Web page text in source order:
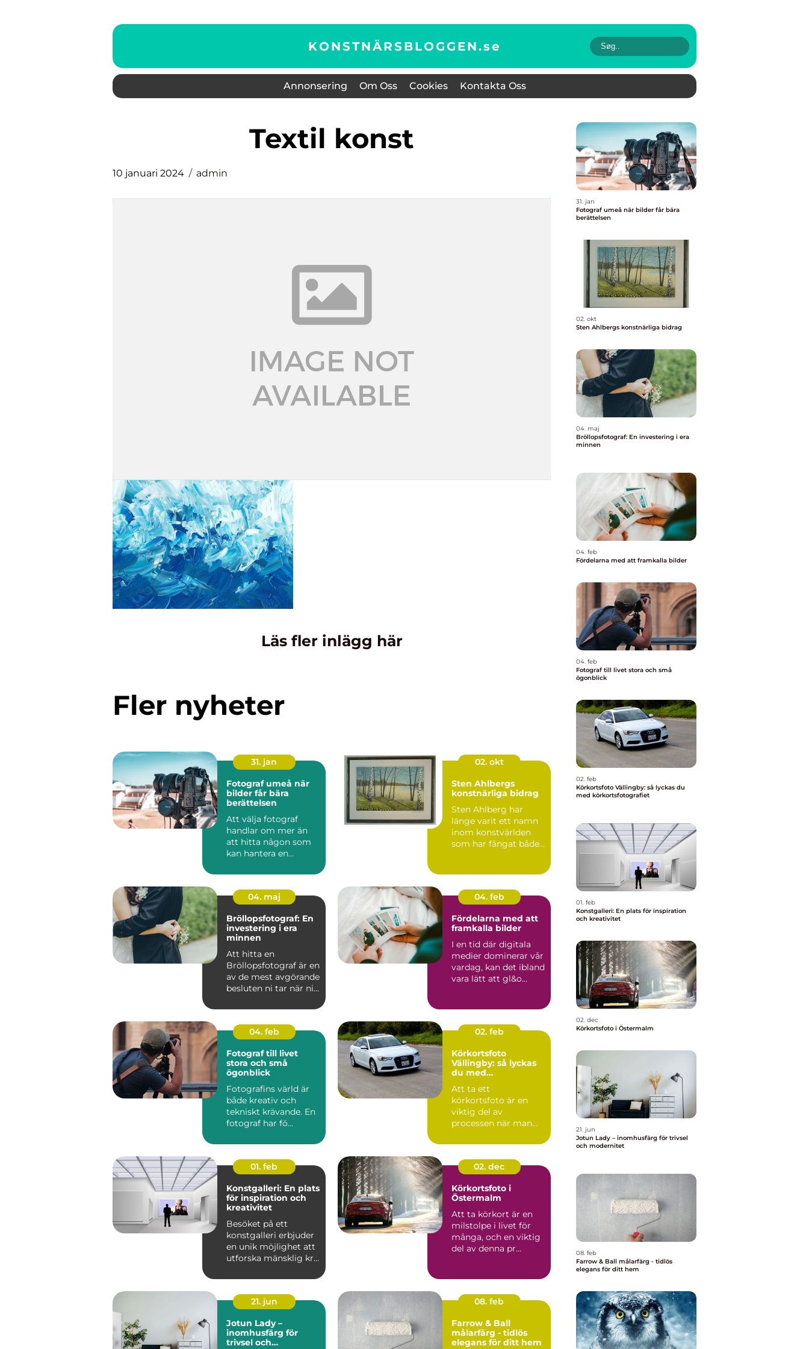
KONSTNÄRSBLOGGEN.se
Annonsering Om Oss Cookies Kontakta Oss
textil konst
10 januari 2024 admin
Läs fler inlägg här
Fler nyheter
31. jan
Fotograf umeå när
bilder får bära
berättelsen
Att välja fotograf
handlar om mer än
att hitta någon som
kan hantera en
handlar de...
02. okt
Sten Ahlbergs
konstnärliga bidrag
Sten Ahlberg har
länge varit ett namn
inom konstvärlden
som har fångat både
04. maj
Bröllopsfotograf: En
investering i era
minnen
Att hitta en
Bröllopsfotograf är en
av de mest avgörande
besluten ni tar när ni
04. feb
Fördelarna med att
framkalla bilder
I en tid där digitala
medier dominerar vår
vardag, kan det ibland
vara lätt att gl&o...
04. feb
Fotograf till livet
stora och små
ögonblick
Fotografins värld är
både kreativ och
tekniskt krävande. En
fotograf har fö...
02. feb
Körkortsfoto
Vällingby: så lyckas
du med
Att ta ett
körkortsfoto är en
viktig del av
processen när man
k&o...
01. feb
Konstgalleri: En plats
för inspiration och
kreativitet
Besöket på ett
konstgalleri erbjuder
en unik möjlighet att
utforska mänsklig kr...
02. dec
Körkortsfoto i
Östermalm
Att ta körkort är en
milstolpe i livet för
många, och en viktig
del av denna pr...
21. jun
Jotun Lady –
inomhusfärg för
trivsel och
08. feb
Farrow & Ball
målarfärg - tidlös
elegans för ditt hem
31. jan
Fotograf umeå när bilder får bära
berättelsen
02. okt
Sten Ahlbergs konstnärliga bidrag
04. maj
Bröllopsfotograf: En investering i era
minnen
04. feb
Fördelarna med att framkalla bilder
04. feb
Fotograf till livet stora och små
ögonblick
02. feb
Körkortsfoto Vällingby: så lyckas du
med körkortsfotografiet
01. feb
Konstgalleri: En plats för inspiration
och kreativitet
02. dec
Körkortsfoto i Östermalm
21. jun
Jotun Lady – inomhusfärg för trivsel
och modernitet
08. feb
Farrow & Ball målarfärg - tidlös
elegans för ditt hem